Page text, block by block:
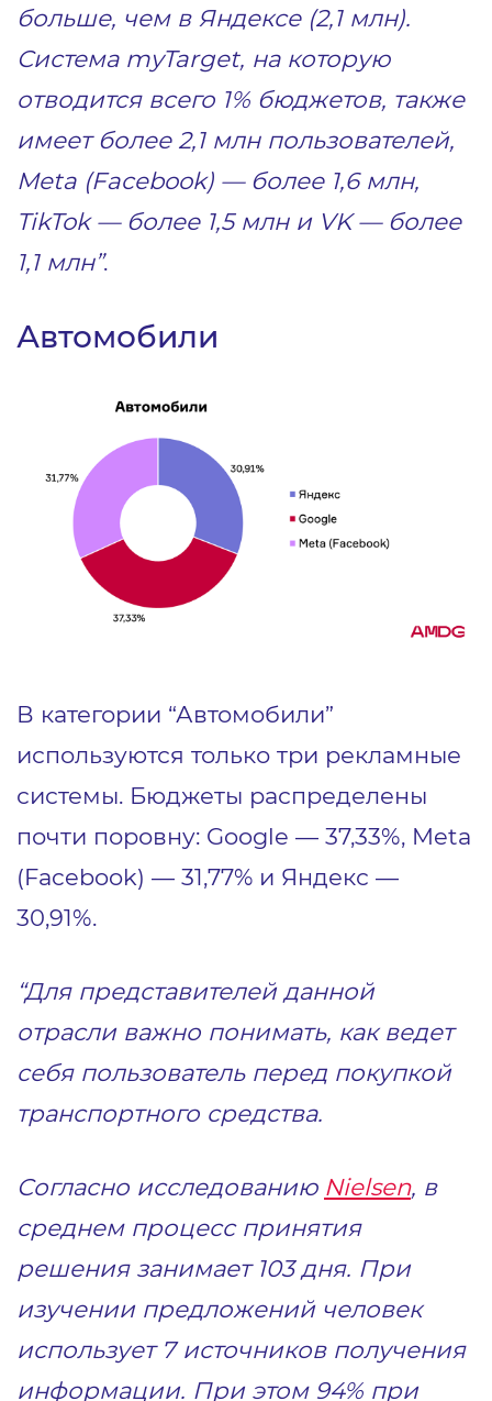
больше, чем в Яндексе (2,1 млн).
Система myTarget, на которую
отводится всего 1% бюджетов, также
имеет более 2,1 млн пользователей,
Meta (Facebook) — более 1,6 млн,
TikTok — более 1,5 млн и VK — более
1,1 млн”.
Автомобили
В категории “Автомобили”
используются только три рекламные
системы. Бюджеты распределены
почти поровну: Google — 37,33%, Meta
(Facebook) — 31,77% и Яндекс —
30,91%.
“Для представителей данной
отрасли важно понимать, как ведет
себя пользователь перед покупкой
транспортного средства.
Согласно исследованию Nielsen, в
среднем процесс принятия
решения занимает 103 дня. При
изучении предложений человек
использует 7 источников получения
информации. При этом 94% при